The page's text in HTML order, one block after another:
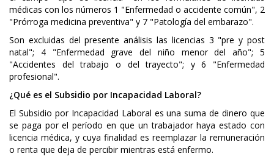
médicas con los números 1 "Enfermedad o accidente común", 2
"Prórroga medicina preventiva" y 7 "Patología del embarazo".
Son excluidas del presente análisis las licencias 3 "pre y post
natal"; 4 "Enfermedad grave del niño menor del año"; 5
"Accidentes del trabajo o del trayecto"; y 6 "Enfermedad
profesional".
¿Qué es el Subsidio por Incapacidad Laboral?
El Subsidio por Incapacidad Laboral es una suma de dinero que
se paga por el período en que un trabajador haya estado con
licencia médica, y cuya finalidad es reemplazar la remuneración
o renta que deja de percibir mientras está enfermo.